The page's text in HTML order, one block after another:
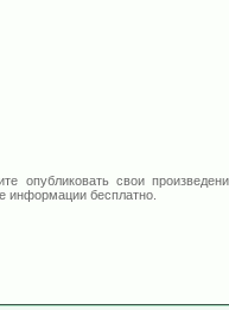
опубликовать свои
информации бесплатно.